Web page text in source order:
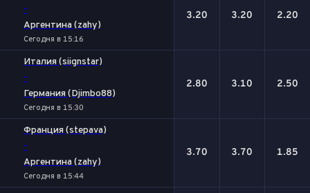
-
Аргентина (zahy)
Сегодня в 15:16
3.20 3.20 2.20
Италия (siignstar)
-
Германия (Djimbo88)
Сегодня в 15:30
2.80 3.10 2.50
Франция (stepava)
-
Аргентина (zahy)
Сегодня в 15:44
3.70 3.70 1.85